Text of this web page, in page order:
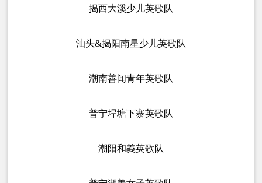
揭西大溪少儿英歌队
汕头&揭阳南星少儿英歌队
潮南善闻青年英歌队
普宁垾塘下寨英歌队
潮阳和義英歌队